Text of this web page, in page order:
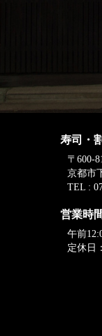
寿司・
〒600-
京都市
TEL :
営業時
午前
定休日